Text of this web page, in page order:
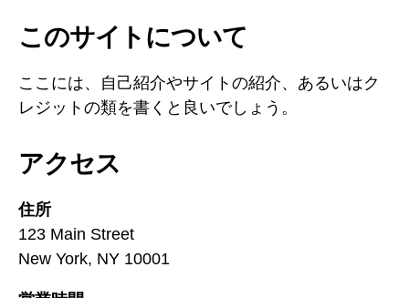
このサイトについて
ここには、自己紹介やサイトの紹介、あるいはク
レジットの類を書くと良いでしょう。
アクセス
住所
123 Main Street
New York, NY 10001